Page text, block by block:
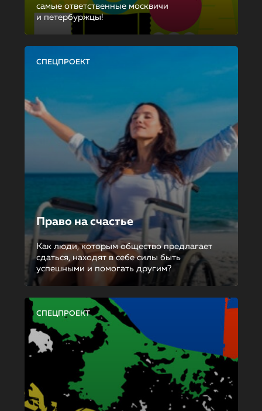
самые ответственные москвичи
и петербуржцы!
СПЕЦПРОЕКТ
Право на счастье
Как люди, которым общество предлагает
сдаться, находят в себе силы быть
успешными и помогать другим?
СПЕЦПРОЕКТ